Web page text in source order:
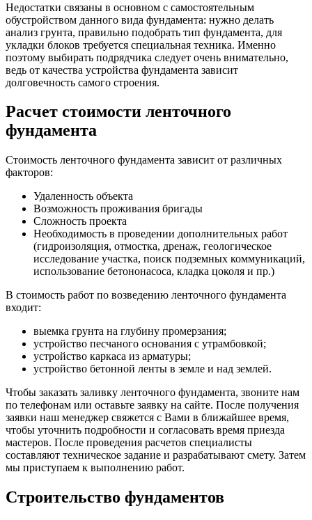
Недостатки связаны в основном с самостоятельным
обустройством данного вида фундамента: нужно делать
анализ грунта, правильно подобрать тип фундамента, для
укладки блоков требуется специальная техника. Именно
поэтому выбирать подрядчика следует очень внимательно,
ведь от качества устройства фундамента зависит
долговечность самого строения.
Расчет стоимости ленточного
фундамента
Стоимость ленточного фундамента зависит от различных
факторов:
Удаленность объекта
Возможность проживания бригады
Сложность проекта
Необходимость в проведении дополнительных работ
(гидроизоляция, отмостка, дренаж, геологическое
исследование участка, поиск подземных коммуникаций,
использование бетононасоса, кладка цоколя и пр.)
В стоимость работ по возведению ленточного фундамента
входит:
выемка грунта на глубину промерзания;
устройство песчаного основания с утрамбовкой;
устройство каркаса из арматуры;
устройство бетонной ленты в земле и над землей.
Чтобы заказать заливку ленточного фундамента, звоните нам
по телефонам или оставьте заявку на сайте. После получения
заявки наш менеджер свяжется с Вами в ближайшее время,
чтобы уточнить подробности и согласовать время приезда
мастеров. После проведения расчетов специалисты
составляют техническое задание и разрабатывают смету. Затем
мы приступаем к выполнению работ.
Строительство фундаментов